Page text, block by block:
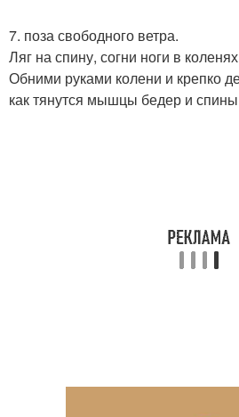
7. поза свободного ветра.
Ляг на спину, согни ноги в
Обними руками колени и крепко
как тянутся мышцы бедер и